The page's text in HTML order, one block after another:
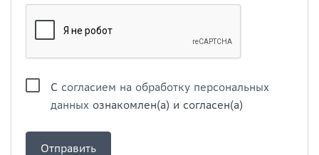
С согласием на обработку персональных
данных ознакомлен(а) и согласен(а)